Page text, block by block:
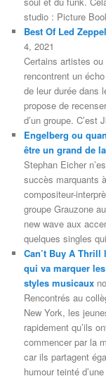
studio : Picture
Best Of Led
4, 2021
Certains artistes
rencontrent un
de leur durée dans
propose de
d’un groupe.
Engelberg ou
être un grand de
Stephan Eicher
succès marquants
compositeur-
groupe Grauzone
new wave aux
quelques singles
Can’t Buy A
qui va marquer
styles musicaux
Rencontrés au
New York, les
rapidement qu’ils
commencer par la
car ils partagent
humour teinté